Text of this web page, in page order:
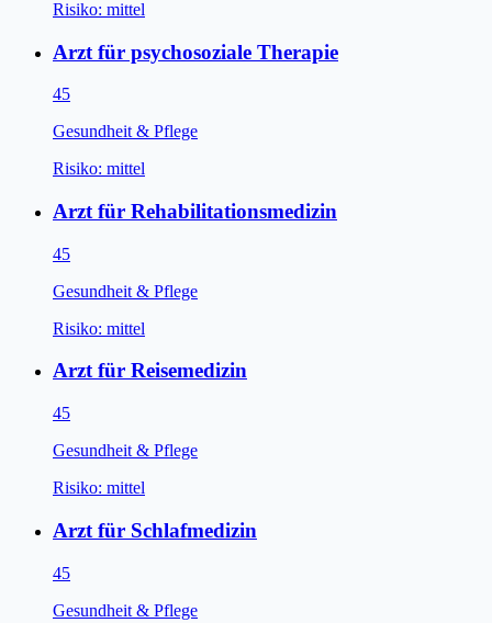
Risiko: mittel
Arzt für psychosoziale Therapie
45
Gesundheit & Pflege
Risiko: mittel
Arzt für Rehabilitationsmedizin
45
Gesundheit & Pflege
Risiko: mittel
Arzt für Reisemedizin
45
Gesundheit & Pflege
Risiko: mittel
Arzt für Schlafmedizin
45
Gesundheit & Pflege